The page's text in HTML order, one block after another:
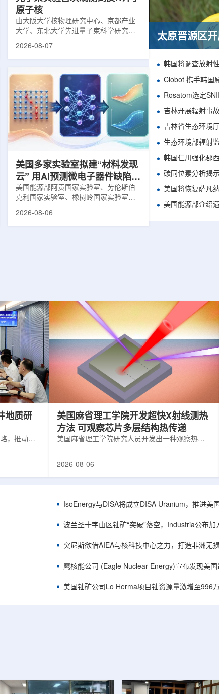
原子核
由大阪大学核物理研究中心、京都产业
大学、东北大学先进量子束科学研究中
台湾中央研究院和加拿大萨斯喀彻温大
LEPS2/Solenoid合作组，首次利用光子
束实验观测到含有反K介子的原子核。这
一成果为确认反K介子原子核的存在提供
了新的实验证据，也为理解高密度核物
质和中性子星内部结构提供了重要线
索。研究团队在日本兵库县大型同步辐
射设施SP...
2026-08-07
美国多家实验室拟建“材料发现
云” 用AI预测微电子器件缺陷影
响
美国能源部阿贡国家实验室、劳伦斯伯
克利国家实验室、橡树岭国家实验室和
西北大学的研究人员正计划开发材料发
工...
2026-08-06
太原晋源区
韩国将调查放射
吉林开展辐射事
吉林省生态环境
生态环境部辐射
美国将恢复萨凡
美国能源部介绍
地质研
，推动油
会上，中
物理实
质数据解
享了含油
部中...
美国麻省理工学院开发超快X射线测热
方法 可观察芯片多层结构热传递
美国麻省理工学院研究人员开发出一种观察热量
寸不断缩小、功率密度持续提高，器件过热正成
在面对真实电子器件的多层结构时存在局限，例
如常用的时域热反射法难以区分不同材料层中的
热传输情况，红外成像等方法也难以在微小尺度
上捕捉快速变化。为解决这一问题...
2026-08-06
IsoEnergy与DISA将成立DISA Uranium，推进美
波兰圣十字山区铀矿“突破”落空，Industria公布
突尼斯欲借AIEA与核科技中心之力，打造非洲无
鹰核能公司 (Eagle Nuclear Energy)宣布发现美
美国铀矿公司Lo Herma项目铀资源量激增至996